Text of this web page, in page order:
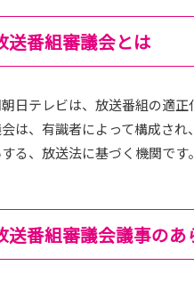
送番組審議会とは
日テレビは、放送番組の適正
は、有識者によって構成さ
る、放送法に基づく機関です。
送番組審議会議事のあ